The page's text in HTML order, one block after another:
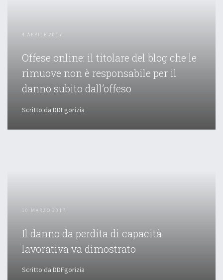
4 APRILE 2017
Offese online: il titolare del blog che le
rimuove non è responsabile per il
danno subito dall’offeso
Scritto da DDFgorizia
10 MARZO 2017
Il danno da perdita di capacità
lavorativa va dimostrato
Scritto da DDFgorizia